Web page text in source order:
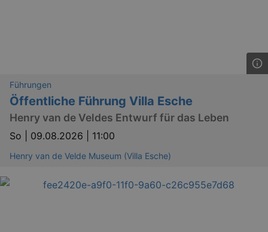
Führungen
Öffentliche Führung Villa Esche
Henry van de Veldes Entwurf für das Leben
So | 09.08.2026 | 11:00
Henry van de Velde Museum (Villa Esche)